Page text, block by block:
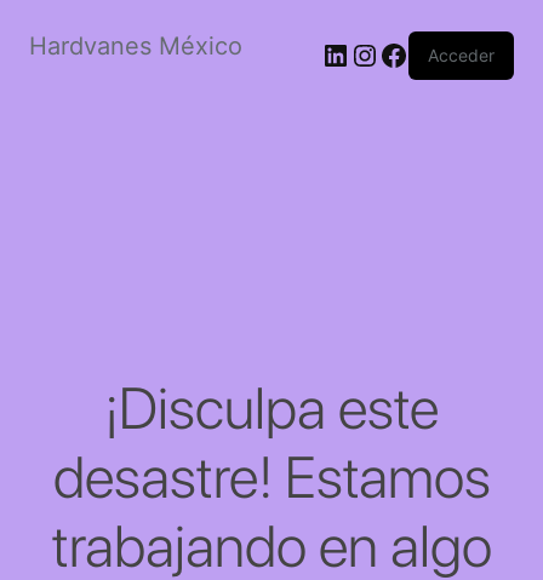
Hardvanes México LinkedIn
Instagram
Facebook
Acceder
¡Disculpa este
desastre! Estamos
trabajando en algo